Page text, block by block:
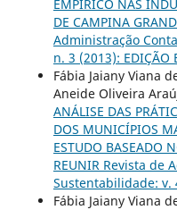
EMPÍRICO NAS
DE CAMPINA
Administração
n. 3 (2013): EDIÇÃO
Fábia Jaiany Viana
Aneide Oliveira
ANÁLISE DAS
DOS MUNICÍPIOS
ESTUDO BASEADO
REUNIR Revista de
Sustentabilidade: v.
Fábia Jaiany Viana